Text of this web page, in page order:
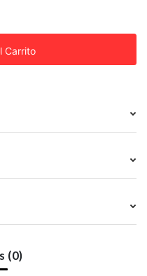
Carrito
(0)